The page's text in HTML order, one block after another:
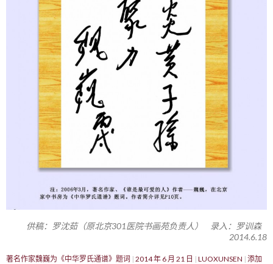
供稿：罗沈茹（原北京301医院书画苑负责人） 录入：罗训森
2014.6.18
著名作家魏巍为《中华罗氏通谱》题词 2014 年 6 月 21 日 LUOXUNSEN 添加